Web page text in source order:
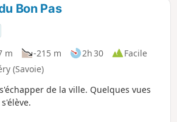
Bon Pas
m -215 m 2h 30
Facile
(Savoie)
de la ville. Quelques vues